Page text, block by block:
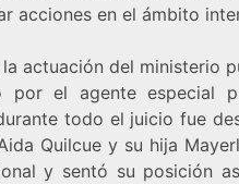
acciones en el ámbito
la actuación del ministerio
por el agente especial
todo el juicio fue
Quilcue y su hija
y sentó su posición